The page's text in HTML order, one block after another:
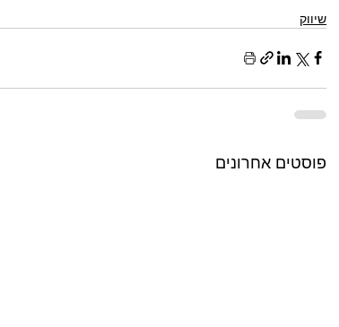
שיווק
פוסטים אחרונים